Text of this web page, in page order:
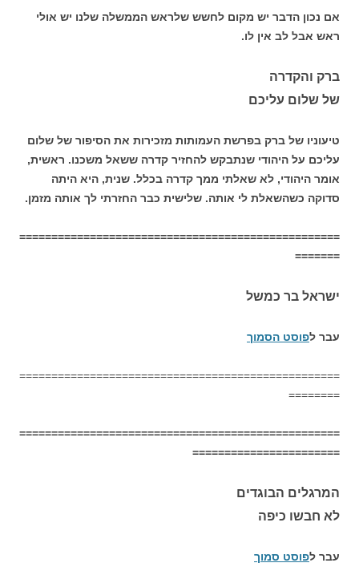
אם נכון הדבר יש מקום לחשש שלראש הממשלה שלנו יש אולי
ראש אבל לב אין לו.
ברק והקדרה
של שלום עליכם
טיעוניו של ברק בפרשת העמותות מזכירות את הסיפור של שלום
עליכם על היהודי שנתבקש להחזיר קדרה ששאל משכנו. ראשית,
אומר היהודי, לא שאלתי ממך קדרה בכלל. שנית, היא היתה
סדוקה כשהשאלת לי אותה. שלישית כבר החזרתי לך אותה מזמן.
==================================================
=======
ישראל בר כמשל
עבר לפוסט הסמוך
==================================================
========
==================================================
=======================
המרגלים הבוגדים
לא חבשו כיפה
עבר לפוסט סמוך